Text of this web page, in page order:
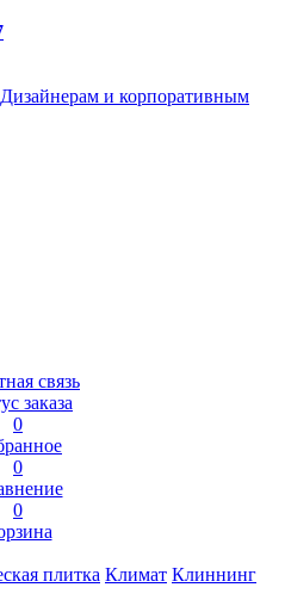
Дизайнерам и корпоративным
связь
заказа
0
0
0
плитка Климат Клиннинг